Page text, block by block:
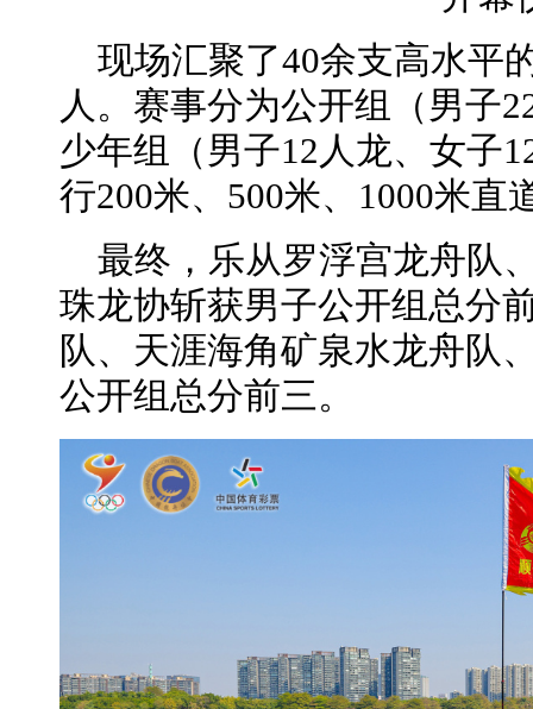
现场汇聚了40余支高水平
人。赛事分为公开组（男子
少年组（男子12人龙、女子
行200米、500米、1000米直
最终，乐从罗浮宫龙舟队
珠龙协斩获男子公开组总分
队、天涯海角矿泉水龙舟队
公开组总分前三。